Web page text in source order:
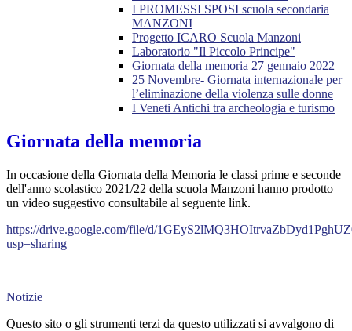
I PROMESSI SPOSI scuola secondaria
MANZONI
Progetto ICARO Scuola Manzoni
Laboratorio "Il Piccolo Principe"
Giornata della memoria 27 gennaio 2022
25 Novembre- Giornata internazionale per
l’eliminazione della violenza sulle donne
I Veneti Antichi tra archeologia e turismo
Giornata della memoria
In occasione della Giornata della Memoria le classi prime e seconde
dell'anno scolastico 2021/22 della scuola Manzoni hanno prodotto
un video suggestivo consultabile al seguente link.
https://drive.google.com/file/d/
usp=sharing
Notizie
Questo sito o gli strumenti terzi da questo utilizzati si avvalgono di